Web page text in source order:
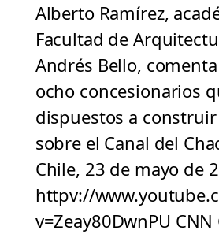
Alberto Ramírez,
Facultad de
Andrés Bello,
ocho concesionarios
dispuestos a
sobre el Canal del
Chile, 23 de mayo de
httpv://
v=Zeay80DwnPU CNN